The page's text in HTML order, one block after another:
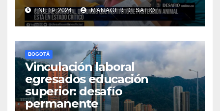
ENE 19, 2024 MANAGER.DESAFIO
BOGOTÁ
Vinculación laboral
egresados educación
superior: desafío
permanente